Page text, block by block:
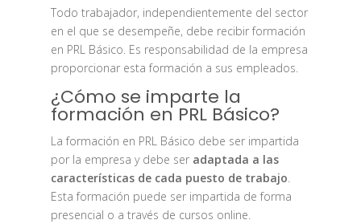
Todo trabajador, independientemente del sector
en el que se desempeñe, debe recibir formación
en PRL Básico. Es responsabilidad de la empresa
proporcionar esta formación a sus empleados.
¿Cómo se imparte la
formación en PRL Básico?
La formación en PRL Básico debe ser impartida
por la empresa y debe seradaptada a las
características de cada puesto de trabajo.
Esta formación puede ser impartida de forma
presencial o a través de cursos online.